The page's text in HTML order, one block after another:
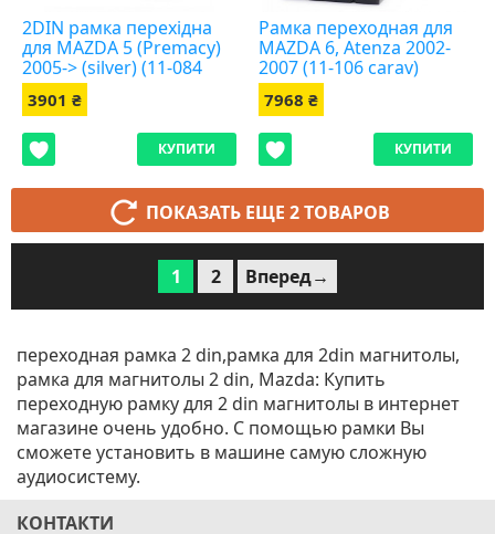
2DIN рамка перехідна
для MAZDA 5 (Premacy)
2005-> (silver) (11-084
carav)
3901 ₴
КУПИТИ
Рамка переходная для
MAZDA 6, Atenza 2002-
2007 (11-106 carav)
7968 ₴
КУПИТИ
ПОКАЗАТЬ ЕЩЕ 2 ТОВАРОВ
1 2 Вперед→
переходная рамка 2 din,рамка для 2din магнитолы,
рамка для магнитолы 2 din, Mazda: Купить
переходную рамку для 2 din магнитолы в интернет
магазине очень удобно. С помощью рамки Вы
сможете установить в машине самую сложную
аудиосистему.
КОНТАКТИ